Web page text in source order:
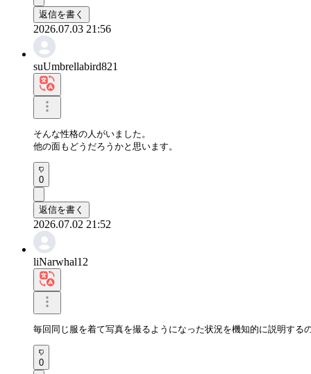
返信を書く
2026.07.03 21:56
suUmbrellabird821
そんな性格の人がいました。
他の面もどうだろうかと思います。
0
返信を書く
2026.07.02 21:52
liNarwhal12
毎回同じ服を着て写真を撮るようになった状況を機知的に説明する
0